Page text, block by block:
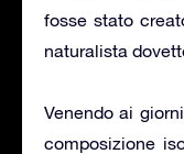
fosse stato
naturalista
Venendo ai
composizione